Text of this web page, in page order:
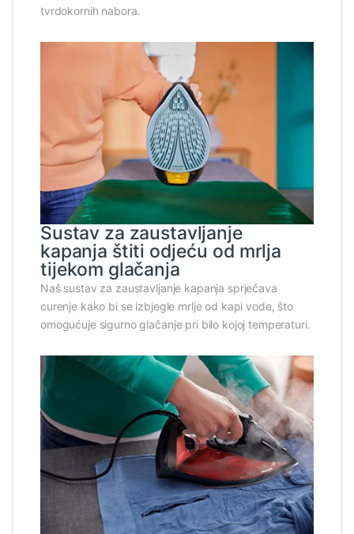
tvrdokornih nabora.
Sustav za zaustavljanje
kapanja štiti odjeću od mrlja
tijekom glačanja
Naš sustav za zaustavljanje kapanja sprječava
curenje kako bi se izbjegle mrlje od kapi vode, što
omogućuje sigurno glačanje pri bilo kojoj temperaturi.